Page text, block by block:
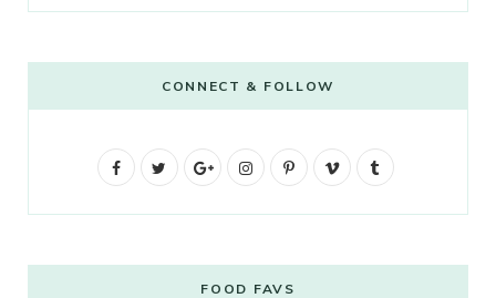
CONNECT & FOLLOW
F
G
g
I
t
P
V
FOOD FAVS